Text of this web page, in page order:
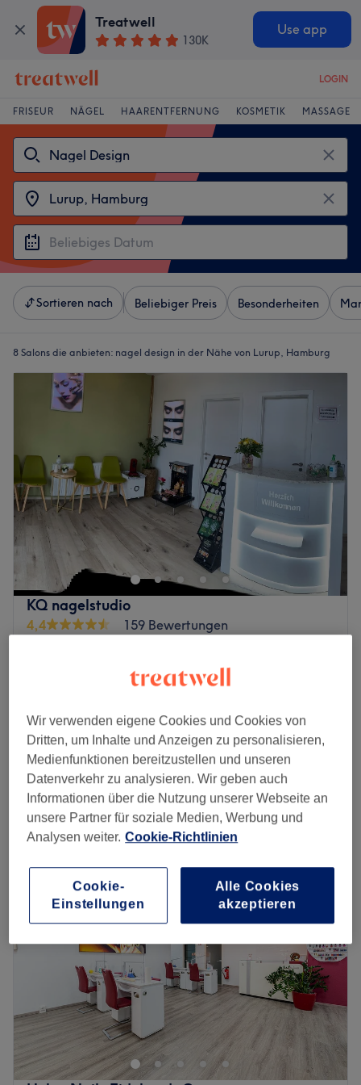
Treatwell
130K
Use app
LOGIN
FRISEUR NÄGEL HAARENTFERNUNG KOSMETIK MASSAGE
Sortieren nach Beliebiger Preis Besonderheiten
8 Salons die anbieten: nagel design in der Nähe von Lurup, Hamburg
KQ nagelstudio
4,4
159 Bewertungen
Nagel Design
5 Min. - 15 Min.
ab
Extra lange Nägel
15 Min.
Schnellansicht Saloninfos
Montag
Dienstag
09:30–20:00
Mittwoch
09:30–20:00
Donnerstag
09:30–20:00
Freitag
09:30–20:00
Samstag
09:30–20:00
Sonntag
Geschlossen
Auf der Suche nach einem zuverlässigen Nagelstudio?
Beim KQ nagelstudio in Hamburg wirst du fündig! Hier
kannst du zwischen Maniküre, Pediküre,
Nagelmodellagen und vielem mehr wählen.
Wir verwenden eigene Cookies und Cookies von
Dritten, um Inhalte und Anzeigen zu personalisieren,
Medienfunktionen bereitzustellen und unseren
Datenverkehr zu analysieren. Wir geben auch
Informationen über die Nutzung unserer Webseite an
unsere Partner für soziale Medien, Werbung und
Analysen weiter. Cookie-Richtlinien
Cookie-
Einstellungen
Alle Cookies
akzeptieren